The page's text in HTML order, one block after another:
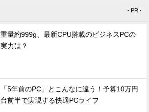
- PR -
重量約999g、最新CPU搭載のビジネスPCの
実力は？
「5年前のPC」とこんなに違う！予算10万円
台前半で実現する快適PCライフ